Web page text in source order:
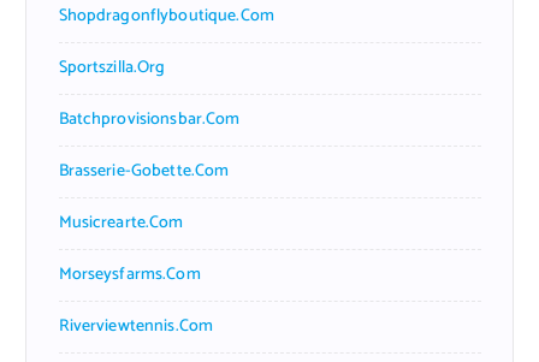
Shopdragonflyboutique.com
Sportszilla.org
Batchprovisionsbar.com
Brasserie-Gobette.com
Musicrearte.com
Morseysfarms.com
Riverviewtennis.com